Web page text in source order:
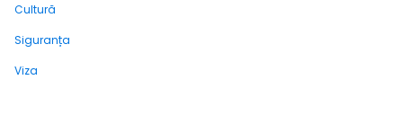
Cultură
Siguranța
Viza